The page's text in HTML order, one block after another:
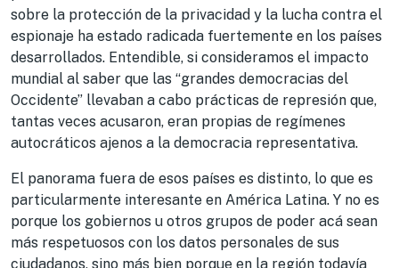
sobre la protección de la privacidad y la lucha contra el
espionaje ha estado radicada fuertemente en los países
desarrollados. Entendible, si consideramos el impacto
mundial al saber que las “grandes democracias del
Occidente” llevaban a cabo prácticas de represión que,
tantas veces acusaron, eran propias de regímenes
autocráticos ajenos a la democracia representativa.
El panorama fuera de esos países es distinto, lo que es
particularmente interesante en América Latina. Y no es
porque los gobiernos u otros grupos de poder acá sean
más respetuosos con los datos personales de sus
ciudadanos, sino más bien porque en la región todavía